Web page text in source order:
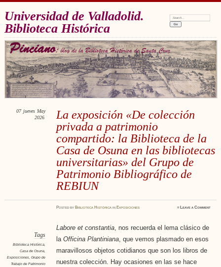
Universidad de Valladolid.
Biblioteca Histórica
Search:
La exposición «De colección
privada a patrimonio
compartido: la Biblioteca de la
Casa de Osuna en las bibliotecas
universitarias» del Grupo de
Patrimonio Bibliográfico de
REBIUN
07 jueves May
2026
Postedby Biblioteca Histórica in Exposiciones ≈ Leave a Comment
Tags
Biblioteca Histórica,
Casa de Osuna,
Exposiciones, Grupo de
Trabajo de Patrimonio
Labore et constantia, nos recuerda el lema clásico de
la Officina Plantiniana, que vemos plasmado en esos
maravillosos objetos cotidianos que son los libros de
nuestra colección. Hay ocasiones en las se hace